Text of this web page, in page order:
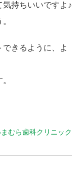
持ちいいですよ♪
きるように、よ
まむら歯科クリニック